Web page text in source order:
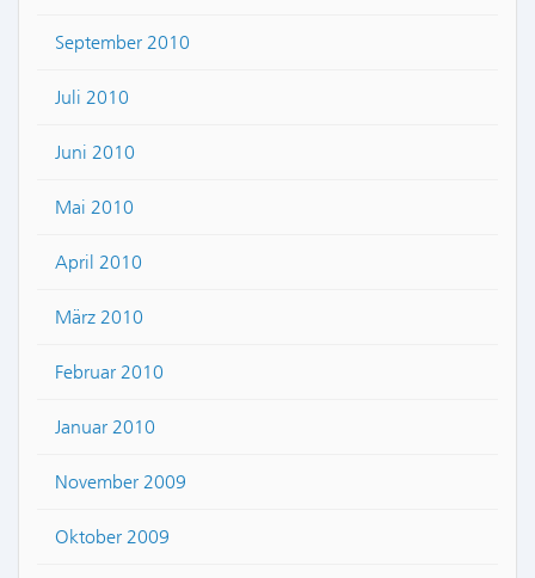
September 2010
Juli 2010
Juni 2010
Mai 2010
April 2010
März 2010
Februar 2010
Januar 2010
November 2009
Oktober 2009